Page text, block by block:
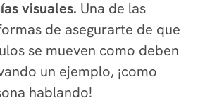
visuales. Una de las
de asegurarte de que
se mueven como deben
un ejemplo, ¡como
hablando!